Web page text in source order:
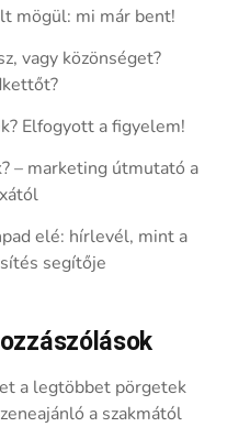
mögül: mi már bent!
vagy közönséget?
Elfogyott a figyelem!
– marketing útmutató a
elé: hírlevél, mint a
segítője
a legtöbbet pörgetek
a szakmától